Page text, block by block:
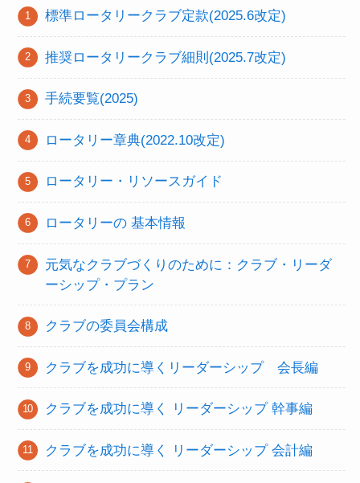
標準ロータリークラブ定款(2025.6改定)
推奨ロータリークラブ細則(2025.7改定)
手続要覧(2025)
ロータリー章典(2022.10改定)
ロータリー・リソースガイド
ロータリーの 基本情報
元気なクラブづくりのために：クラブ・リーダ
ーシップ・プラン
クラブの委員会構成
クラブを成功に導くリーダーシップ 会長編
クラブを成功に導く リーダーシップ 幹事編
クラブを成功に導く リーダーシップ 会計編